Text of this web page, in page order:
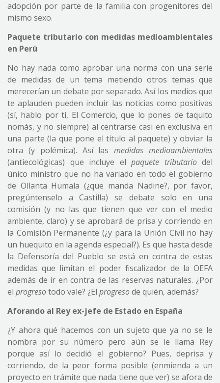
adopción por parte de la familia con progenitores del
mismo sexo.
Paquete tributario con medidas medioambientales
en Perú
No hay nada como aprobar una norma con una serie
de medidas de un tema metiendo otros temas que
merecerían un debate por separado. Así los medios que
te aplauden pueden incluir las noticias como positivas
(sí, hablo por ti, El Comercio, que lo pones de taquito
nomás, y no siempre) al centrarse casi en exclusiva en
una parte (la que pone el título al paquete) y obviar la
otra (y polémica). Así lasmedidas medioambientales
(antiecológicas) que incluye el paquete tributariodel
único ministro que no ha variado en todo el gobierno
de Ollanta Humala (¿que manda Nadine?, por favor,
pregúntenselo a Castilla) se debate solo en una
comisión (y no las que tienen que ver con el medio
ambiente, claro) y se aprobará de prisa y corriendo en
la Comisión Permanente (¿y para la Unión Civil no hay
un huequito en la agenda especial?). Es que hasta desde
la Defensoría del Pueblo se está en contra de estas
medidas que limitan el poder fiscalizador de la OEFA
además de ir en contra de las reservas naturales. ¿Por
el progresotodo vale? ¿El progresode quién, además?
Aforando al Rey ex-jefe de Estado en España
¿Y ahora qué hacemos con un sujeto que ya no se le
nombra por su número pero aún se le llama Rey
porque así lo decidió el gobierno? Pues, deprisa y
corriendo, de la peor forma posible (enmienda a un
proyecto en trámite que nada tiene que ver) se afora de